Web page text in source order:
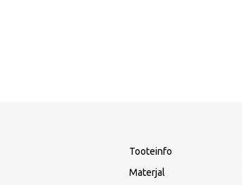
Tooteinfo
Materjal